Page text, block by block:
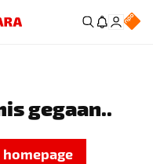
gegaan..